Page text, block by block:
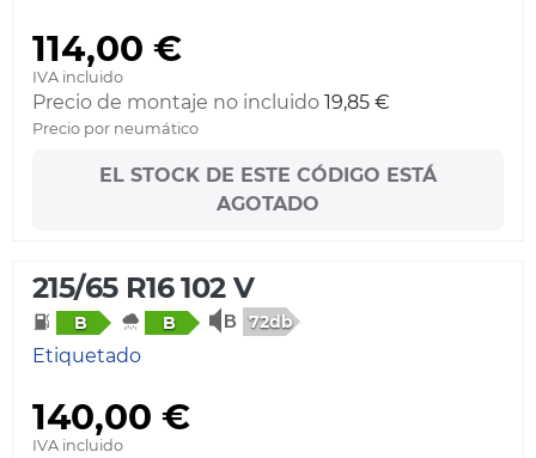
114,00 €
IVA incluido
Precio de montaje no incluido 19,85 €
Precio por neumático
EL STOCK DE ESTE CÓDIGO ESTÁ
AGOTADO
215/65 R16 102 V
B B 72db
Etiquetado
140,00 €
IVA incluido